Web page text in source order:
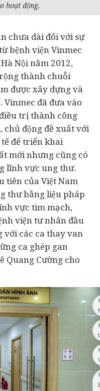
hoạt động.
chưa dài đối với sự
bệnh viện Vinmec
Nội năm 2012,
thành chuỗi
được xây dựng và
Vinmec đã đưa vào
trị thành công
chủ động đề xuất với
tế để triển khai
mới nhưng cũng có
lĩnh vực ung thư.
tiên của Việt Nam
thư bằng liệu pháp
vực tim mạch,
viện tư nhân đầu
với các ca thay van
ca ghép gan
Quang Cường cho